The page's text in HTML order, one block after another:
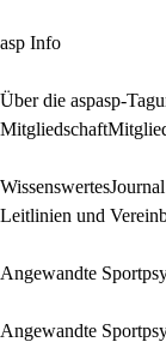
asp Info
Über die aspasp-
Mitgliedschaft
Wissenswertes
Leitlinien und
Angewandte
Angewandte